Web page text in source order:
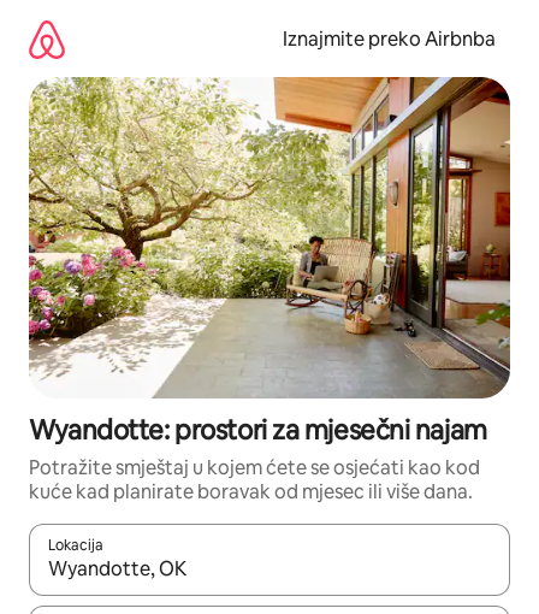
sadržaj
Iznajmite preko Airbnba
Wyandotte: prostori za mjesečni najam
Potražite smještaj u kojem ćete se osjećati kao kod
kuće kad planirate boravak od mjesec ili više dana.
Lokacija
Kada budu dostupni rezultati, moći ćete ih pregledati